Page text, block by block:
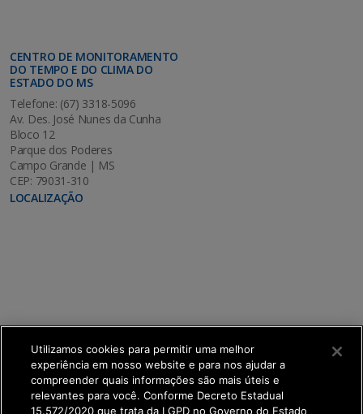
CENTRO DE MONITORAMENTO
DO TEMPO E DO CLIMA DO
ESTADO DO MS
Telefone: (67) 3318-5096
Av. Des. José Nunes da Cunha
Bloco 12
Parque dos Poderes
Campo Grande | MS
CEP: 79031-310
LOCALIZAÇÃO
Utilizamos cookies para permitir uma melhor
experiência em nosso website e para nos ajudar a
compreender quais informações são mais úteis e
relevantes para você. Conforme Decreto Estadual
15.572/2020 que trata da LGPD no Governo do Estado